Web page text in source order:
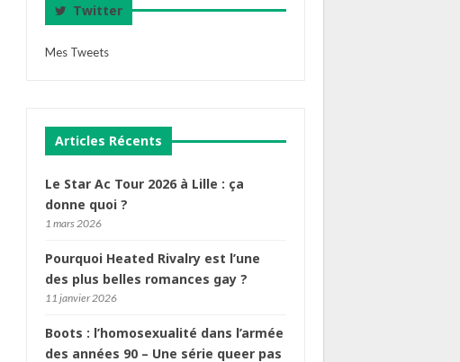
Twitter
Mes Tweets
Articles Récents
Le Star Ac Tour 2026 à Lille : ça
donne quoi ?
1 mars 2026
Pourquoi Heated Rivalry est l’une
des plus belles romances gay ?
11 janvier 2026
Boots : l’homosexualité dans l’armée
des années 90 – Une série queer pas